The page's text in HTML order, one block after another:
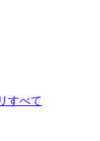
すべて